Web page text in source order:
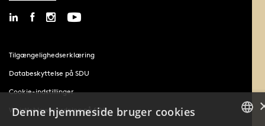
Tilgængelighedserklæring
Databeskyttelse på SDU
Cookie-indstillinger
Whistleblowerordning på SDU
Denne hjemmeside bruger cookies